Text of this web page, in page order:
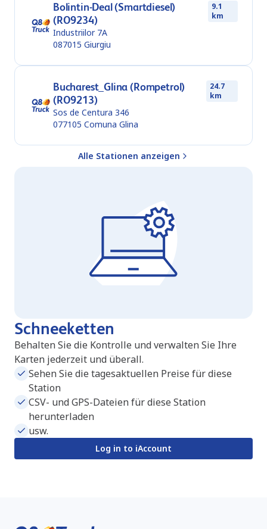
Bolintin-Deal (Smartdiesel)
(RO9234)
9.1
km
Industriilor 7A
087015 Giurgiu
Bucharest_Glina (Rompetrol)
(RO9213)
24.7
km
Sos de Centura 346
077105 Comuna Glina
Alle Stationen anzeigen
Schneeketten
Behalten Sie die Kontrolle und verwalten Sie Ihre
Karten jederzeit und überall.
Sehen Sie die tagesaktuellen Preise für diese
Station
CSV- und GPS-Dateien für diese Station
herunterladen
usw.
Log in to iAccount